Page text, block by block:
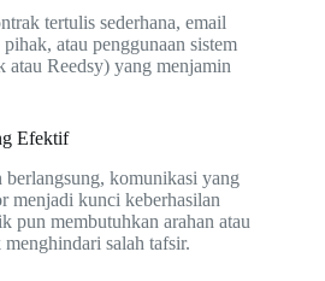
tertulis sederhana, email
atau penggunaan sistem
Reedsy) yang menjamin
Efektif
berlangsung, komunikasi yang
menjadi kunci keberhasilan
pun membutuhkan arahan atau
salah tafsir.